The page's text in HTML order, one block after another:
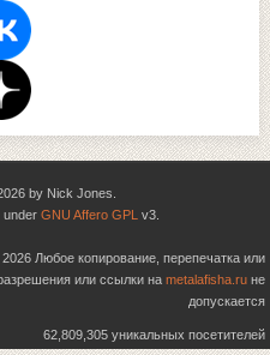
by Nick Jones.
under GNU Affero GPL v3.
Любое копирование, перепечатка или
или ссылки на metalafisha.ru не
допускается
62,809,305 уникальных посетителей